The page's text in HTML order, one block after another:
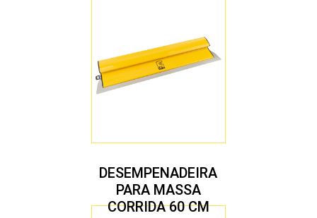
DESEMPENADEIRA
PARA MASSA
CORRIDA 60 CM